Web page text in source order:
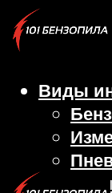
Виды